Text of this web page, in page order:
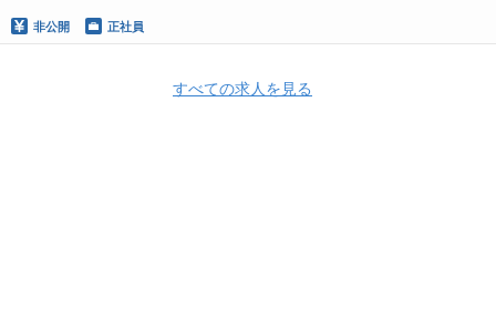
非公開 正社員
すべての求人を見る